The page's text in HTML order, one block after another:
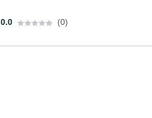
0.0 (0)